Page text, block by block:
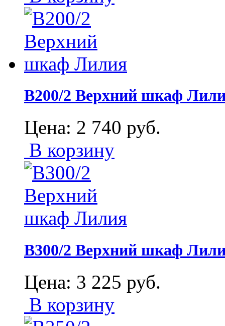
В200/2 Верхний шкаф
Цена: 2 740 руб.
В корзину
В300/2 Верхний шкаф
Цена: 3 225 руб.
В корзину